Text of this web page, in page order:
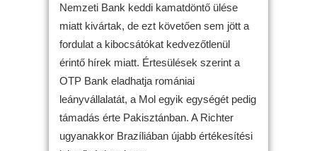
Nemzeti Bank keddi kamatdöntő ülése
miatt kivártak, de ezt követően sem jött a
fordulat a kibocsátókat kedvezőtlenül
érintő hírek miatt. Értesülések szerint a
OTP Bank eladhatja romániai
leányvállalatát, a Mol egyik egységét pedig
támadás érte Pakisztánban. A Richter
ugyanakkor Brazíliában újabb értékesítési